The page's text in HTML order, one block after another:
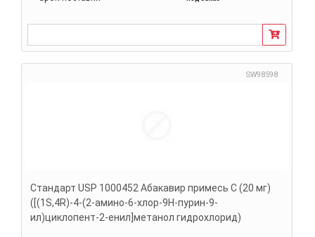
SW98598
Стандарт USP 1000452 Абакавир примесь C (20 мг)
([(1S,4R)-4-(2-амино-6-хлор-9H-пурин-9-
ил)циклопент-2-енил]метанол гидрохлорид)